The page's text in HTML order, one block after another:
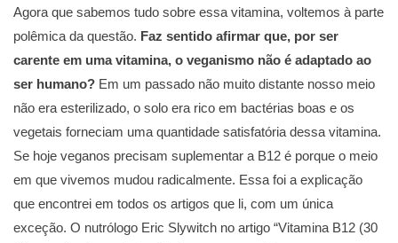
Agora que sabemos tudo sobre essa vitamina, voltemos à parte
polêmica da questão. Faz sentido afirmar que, por ser
carente em uma vitamina, o veganismo não é adaptado ao
ser humano? Em um passado não muito distante nosso meio
não era esterilizado, o solo era rico em bactérias boas e os
vegetais forneciam uma quantidade satisfatória dessa vitamina.
Se hoje veganos precisam suplementar a B12 é porque o meio
em que vivemos mudou radicalmente. Essa foi a explicação
que encontrei em todos os artigos que li, com um única
exceção. O nutrólogo Eric Slywitch no artigo “Vitamina B12 (30